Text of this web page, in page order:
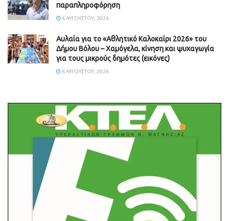
παραπληροφόρηση
6 ΑΥΓΟΎΣΤΟΥ, 2026
Αυλαία για το «Αθλητικό Καλοκαίρι 2026» του
Δήμου Βόλου – Χαμόγελα, κίνηση και ψυχαγωγία
για τους μικρούς δημότες (εικόνες)
6 ΑΥΓΟΎΣΤΟΥ, 2026